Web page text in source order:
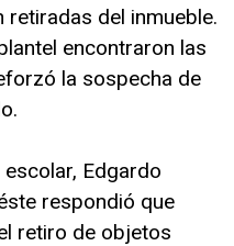
del inmueble.
encontraron las
la sospecha de
Edgardo
respondió que
retiro de objetos